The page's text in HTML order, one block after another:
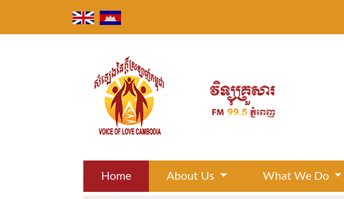
content
Home About Us What We Do